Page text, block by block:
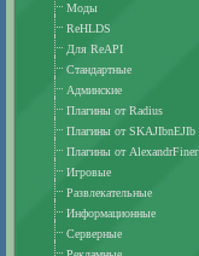
Моды
ReHLDS
Для ReAPI
Стандартные
Админские
Плагины от Radius
Плагины от SKAJIbnEJIb
Плагины от AlexandrFiner
Игровые
Развлекательные
Информационные
Серверные